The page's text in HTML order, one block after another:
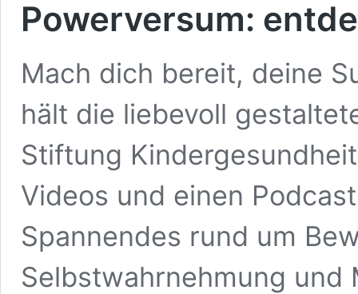
Powerversum:
Mach dich bereit, deine
hält die liebevoll
Stiftung
Videos und einen
Spannendes rund um
Selbstwahrnehmung und